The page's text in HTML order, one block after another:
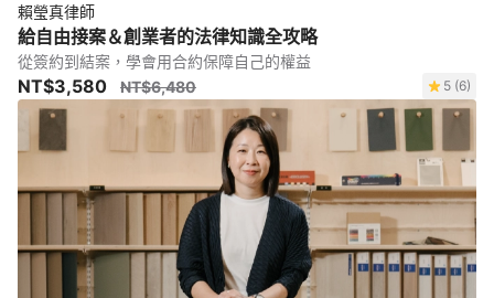
賴瑩真律師
給自由接案＆創業者的法律知識全攻略
從簽約到結案，學會用合約保障自己的權益
NT$3,580 NT$6,480 5 (6)